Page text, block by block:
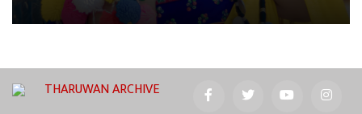
THARUWAN ARCHIVE